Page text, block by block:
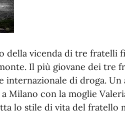
della vicenda di tre fratelli
Il più giovane dei tre
internazionale di droga.
Milano con la moglie
lo stile di vita del fratello